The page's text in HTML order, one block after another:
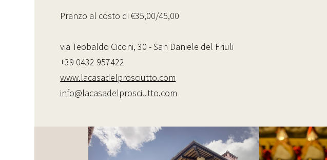
Pranzo al costo di €35,00/45,00
via Teobaldo Ciconi, 30 - San Daniele del Friuli
+39 0432 957422
www.lacasadelprosciutto.com
info@lacasadelprosciutto.com